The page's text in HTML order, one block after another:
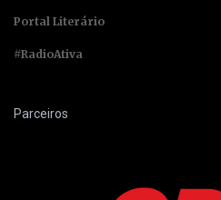
Portal Literário
#RadioAtiva
Parceiros